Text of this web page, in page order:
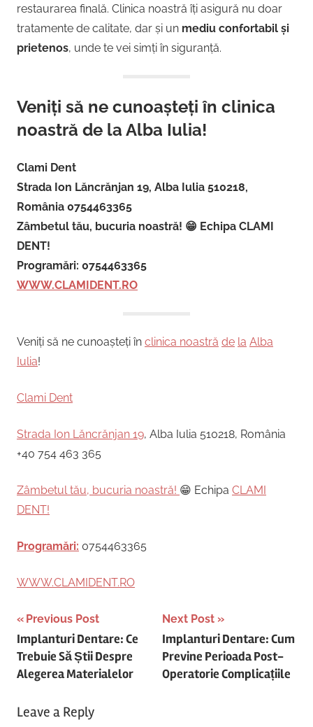
restaurarea finală. Clinica noastră îți asigură nu doar
tratamente de calitate, dar și un mediu confortabil și
prietenos, unde te vei simți în siguranță.
Veniți să ne cunoașteți în clinica
noastră de la Alba Iulia!
Clami Dent
Strada Ion Lăncrănjan 19, Alba Iulia 510218,
România 0754463365
Zâmbetul tău, bucuria noastră! 😁 Echipa CLAMI
DENT!
Programări: 0754463365
WWW.CLAMIDENT.RO
Veniți să ne cunoașteți în clinica noastră de la Alba
Iulia!
Clami Dent
Strada Ion Lăncrănjan 19, Alba Iulia 510218, România
+40 754 463 365
Zâmbetul tău, bucuria noastră! 😁 Echipa CLAMI
DENT!
Programări: 0754463365
WWW.CLAMIDENT.RO
Post
navigation
Previous Post
Implanturi Dentare: Ce
Trebuie Să Știi Despre
Alegerea Materialelor
Next Post
Implanturi Dentare: Cum
Previne Perioada Post-
Operatorie Complicațiile
Leave a Reply